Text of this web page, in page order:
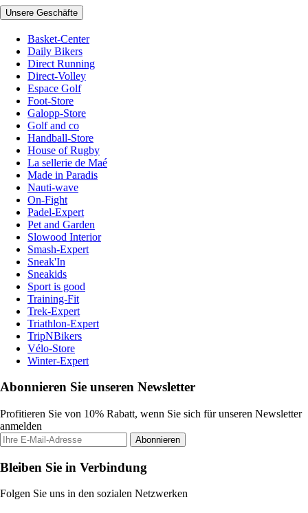
Unsere Geschäfte
Basket-Center
Daily Bikers
Direct Running
Direct-Volley
Espace Golf
Foot-Store
Galopp-Store
Golf and co
Handball-Store
House of Rugby
La sellerie de Maé
Made in Paradis
Nauti-wave
On-Fight
Padel-Expert
Pet and Garden
Slowood Interior
Smash-Expert
Sneak'In
Sneakids
Sport is good
Training-Fit
Trek-Expert
Triathlon-Expert
TripNBikers
Vélo-Store
Winter-Expert
Abonnieren Sie unseren Newsletter
Profitieren Sie von 10% Rabatt, wenn Sie sich für unseren Newsletter
anmelden
Abonnieren
Bleiben Sie in Verbindung
Folgen Sie uns in den sozialen Netzwerken